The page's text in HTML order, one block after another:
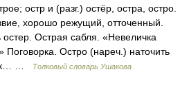
остр и (разг.) остёр, остра, остро.
хорошо режущий, отточенный.
Острая сабля. «Невеличка
Поговорка. Остро (нареч.) наточить
к… …
Толковый словарь Ушакова